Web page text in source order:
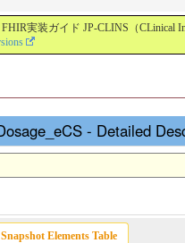
装ガイド JP-CLINS（CLinical
- Detailed
Snapshot Elements Table